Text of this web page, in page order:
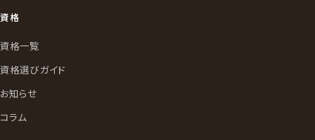
資格
資格一覧
資格選びガイド
お知らせ
コラム